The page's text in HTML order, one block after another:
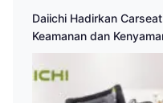
Daiichi Hadirkan
Keamanan dan